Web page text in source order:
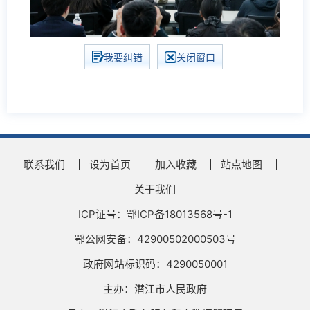
我要纠错 关闭窗口
联系我们 设为首页 加入收藏
站点地图
关于我们
ICP证号：鄂ICP备18013568号-1
鄂公网安备：42900502000503号
政府网站标识码：4290050001
主办：潜江市人民政府